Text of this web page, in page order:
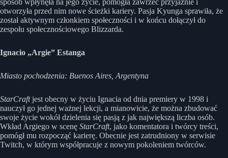
otworzyła przed nim nowe ścieżki kariery. Pasja Kyunga sprawiła, że
został aktywnym członkiem społeczności i w końcu dołączył do
zespołu społecznościowego Blizzarda.
Ignacio „Argie” Estanga
Miasto pochodzenia: Buenos Aires, Argentyna
StarCraftjest obecny w życiu Ignacia od dnia premiery w 1998 i
nauczył go jednej ważnej lekcji, a mianowicie, że można zbudować
swoje życie wokół dzielenia się pasją z jak największą liczba osób.
Wkład Argiego w scenę StarCraft, jako komentatora i twórcy treści,
pomógł mu rozpocząć karierę. Obecnie jest zatrudniony w serwisie
Twitch, w którym współpracuje z nowym pokoleniem twórców.